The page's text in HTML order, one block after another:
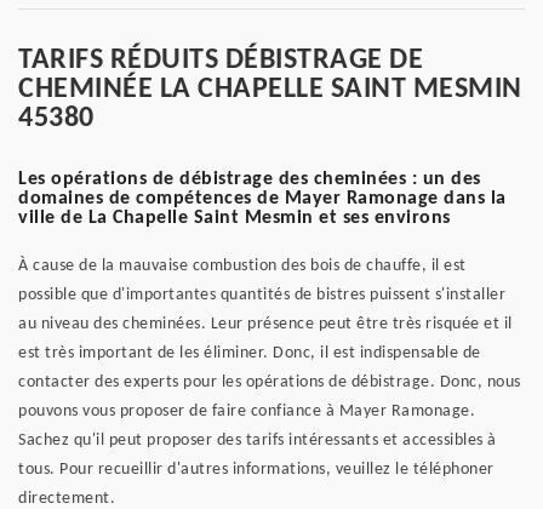
TARIFS RÉDUITS DÉBISTRAGE DE
CHEMINÉE LA CHAPELLE SAINT MESMIN
45380
Les opérations de débistrage des cheminées : un des
domaines de compétences de Mayer Ramonage dans la
ville de La Chapelle Saint Mesmin et ses environs
À cause de la mauvaise combustion des bois de chauffe, il est
possible que d'importantes quantités de bistres puissent s'installer
au niveau des cheminées. Leur présence peut être très risquée et il
est très important de les éliminer. Donc, il est indispensable de
contacter des experts pour les opérations de débistrage. Donc, nous
pouvons vous proposer de faire confiance à Mayer Ramonage.
Sachez qu'il peut proposer des tarifs intéressants et accessibles à
tous. Pour recueillir d'autres informations, veuillez le téléphoner
directement.